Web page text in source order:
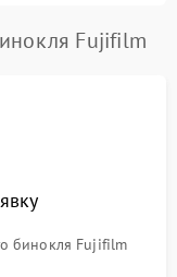
Fujifilm
бинокля Fujifilm